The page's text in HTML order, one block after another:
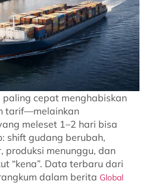
cepat menghabiskan
tarif—melainkan
meleset 1–2 hari bisa
shift gudang berubah,
produksi menunggu, dan
“kena”. Data terbaru dari
dalam berita Global